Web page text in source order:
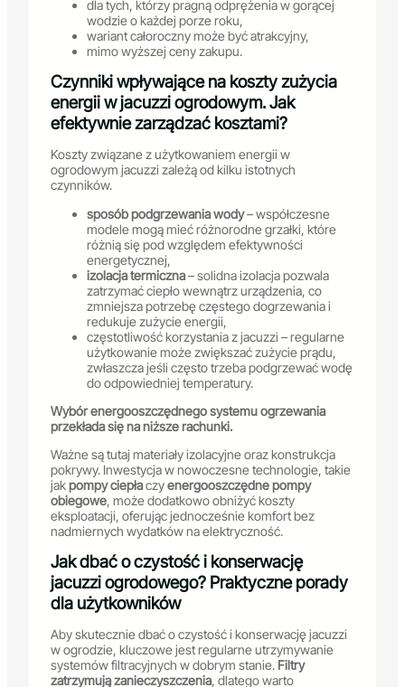
dla tych, którzy pragną odprężenia w gorącej
wodzie o każdej porze roku,
wariant całoroczny może być atrakcyjny,
mimo wyższej ceny zakupu.
Czynniki wpływające na koszty zużycia
energii w jacuzzi ogrodowym. Jak
efektywnie zarządzać kosztami?
Koszty związane z użytkowaniem energii w
ogrodowym jacuzzi zależą od kilku istotnych
czynników.
sposób podgrzewania wody– współczesne
modele mogą mieć różnorodne grzałki, które
różnią się pod względem efektywności
energetycznej,
izolacja termiczna– solidna izolacja pozwala
zatrzymać ciepło wewnątrz urządzenia, co
zmniejsza potrzebę częstego dogrzewania i
redukuje zużycie energii,
częstotliwość korzystania z jacuzzi – regularne
użytkowanie może zwiększać zużycie prądu,
zwłaszcza jeśli często trzeba podgrzewać wodę
do odpowiedniej temperatury.
Wybór energooszczędnego systemu ogrzewania
przekłada się na niższe rachunki.
Ważne są tutaj materiały izolacyjne oraz konstrukcja
pokrywy. Inwestycja w nowoczesne technologie, takie
jakpompy ciepłaczyenergooszczędne pompy
obiegowe, może dodatkowo obniżyć koszty
eksploatacji, oferując jednocześnie komfort bez
nadmiernych wydatków na elektryczność.
Jak dbać o czystość i konserwację
jacuzzi ogrodowego? Praktyczne porady
dla użytkowników
Aby skutecznie dbać o czystość i konserwację jacuzzi
w ogrodzie, kluczowe jest regularne utrzymywanie
systemów filtracyjnych w dobrym stanie. Filtry
zatrzymują zanieczyszczenia, dlatego warto